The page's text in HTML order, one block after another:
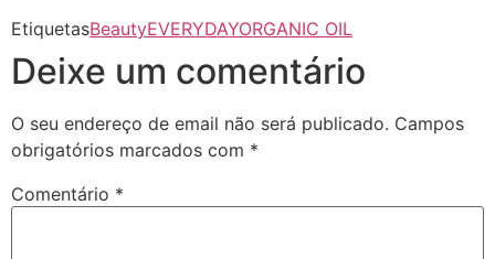
EtiquetasBeautyEVERYDAYORGANIC OIL
Deixe um comentário
O seu endereço de email não será publicado. Campos
obrigatórios marcados com *
Comentário *